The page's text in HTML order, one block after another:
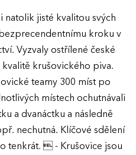
natolik jisté kvalitou svých
kroku v
Vyzvaly ostřílené české
krušovického piva.
teamy 300 míst po
místech ochutnávali
a dvanáctku a následně
nechutná. Klíčové sdělení
tenkrát.  - Krušovice jsou